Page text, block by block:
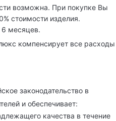
возможна. При покупке Вы
стоимости изделия.
6 месяцев.
компенсирует все расходы
законодательство в
и обеспечивает:
качества в течение